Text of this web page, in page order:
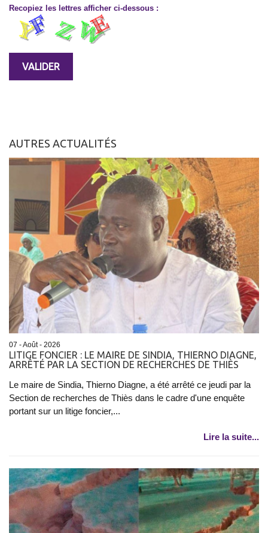
Recopiez les lettres afficher ci-dessous :
AUTRES ACTUALITÉS
07 - Août - 2026
LITIGE FONCIER : LE MAIRE DE SINDIA, THIERNO DIAGNE,
ARRÊTÉ PAR LA SECTION DE RECHERCHES DE THIÈS
Le maire de Sindia, Thierno Diagne, a été arrêté ce jeudi par la
Section de recherches de Thiès dans le cadre d'une enquête
portant sur un litige foncier,...
Lire la suite...